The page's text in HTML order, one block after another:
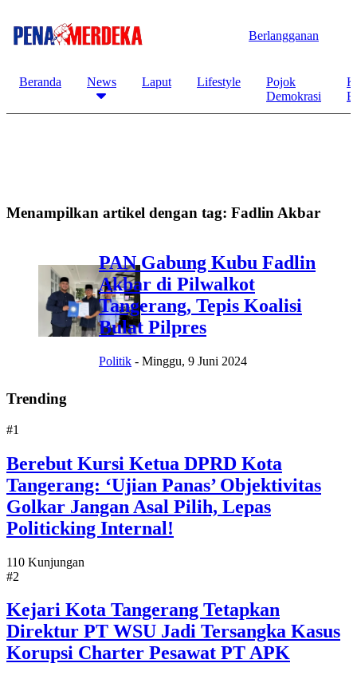
Berlangganan
Beranda News Laput Lifestyle
Pojok
Demokrasi
Menampilkan artikel dengan tag: Fadlin Akbar
PAN Gabung Kubu Fadlin
Akbar di Pilwalkot
Tangerang, Tepis Koalisi
Bulat Pilpres
Politik - Minggu, 9 Juni 2024
Trending
#1
Berebut Kursi Ketua DPRD Kota
Tangerang: ‘Ujian Panas’ Objektivitas
Golkar Jangan Asal Pilih, Lepas
Politicking Internal!
110 Kunjungan
#2
Kejari Kota Tangerang Tetapkan
Direktur PT WSU Jadi Tersangka Kasus
Korupsi Charter Pesawat PT APK